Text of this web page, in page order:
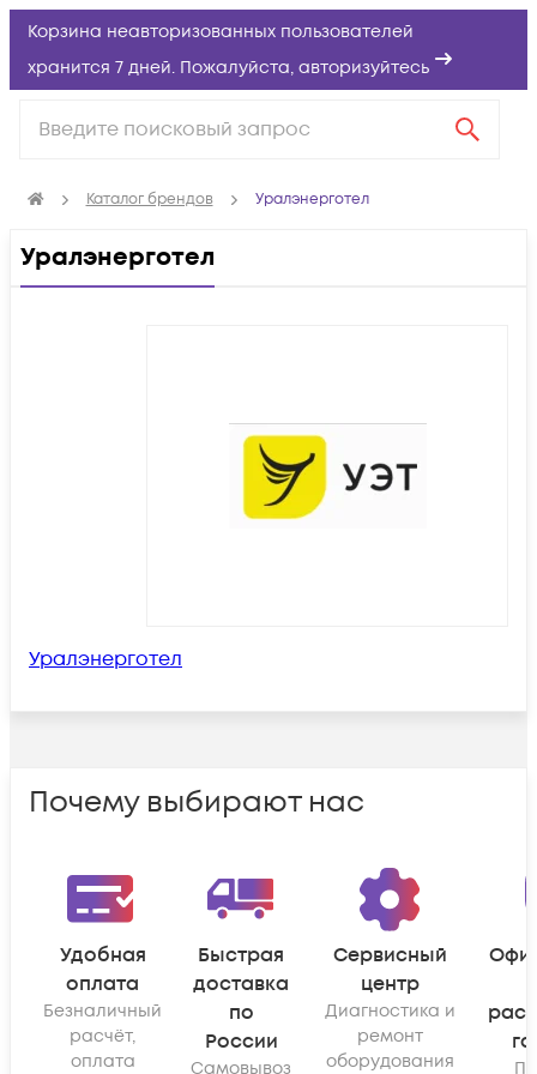
Корзина неавторизованных пользователей
хранится 7 дней. Пожалуйста, авторизуйтесь
Каталог брендов Уралэнерготел
Уралэнерготел
Уралэнерготел
Почему выбирают нас
Удобная
оплата
Безналичный
расчёт,
оплата
Быстрая
доставка
по
России
Самовывоз
Сервисный
центр
Диагностика и
ремонт
оборудования